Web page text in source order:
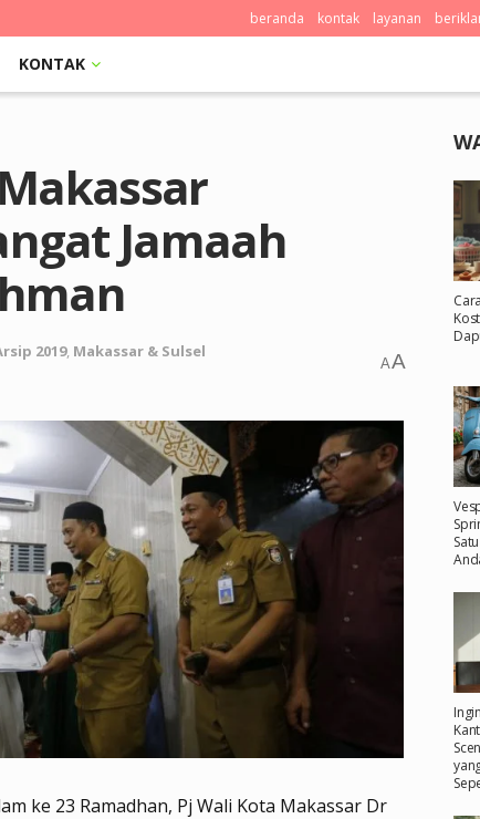
beranda kontak layanan
KONTAK
Jamaah
2019, Makassar & Sulsel
AA
ke 23 Ramadhan, Pj Wali Kota Makassar Dr